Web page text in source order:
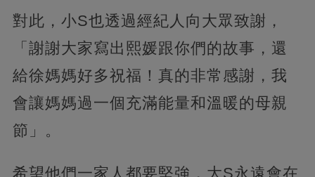
對此，小S也透過經紀人向大眾致謝，
「謝謝大家寫出熙媛跟你們的故事，還
給徐媽媽好多祝福！真的非常感謝，我
會讓媽媽過一個充滿能量和溫暖的母親
節」。
希望他們一家人都要堅強，大S永遠會在